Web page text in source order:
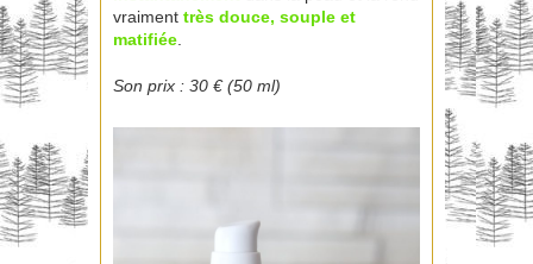
vraiment très douce, souple et
matifiée
Son prix : 30 € (50 ml)